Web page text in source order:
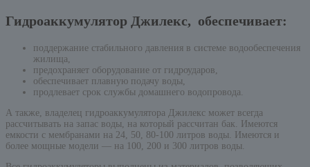
Гидроаккумулятор Джилекс, обеспечивает:
поддержание стабильного давления в системе водообеспечения
жилища,
предохраняет оборудование от гидроударов,
обеспечивает плавную подачу воды,
продлевает срок службы домашнего водопровода.
А также, владелец гидроаккумулятора Джилекс может всегда
рассчитывать на запас воды, на который рассчитан бак. Имеются
емкости с мембранами на 24, 50, 80-100 литров воды. Имеются и
более мощные модели — на 100, 200 и 300 литров воды.